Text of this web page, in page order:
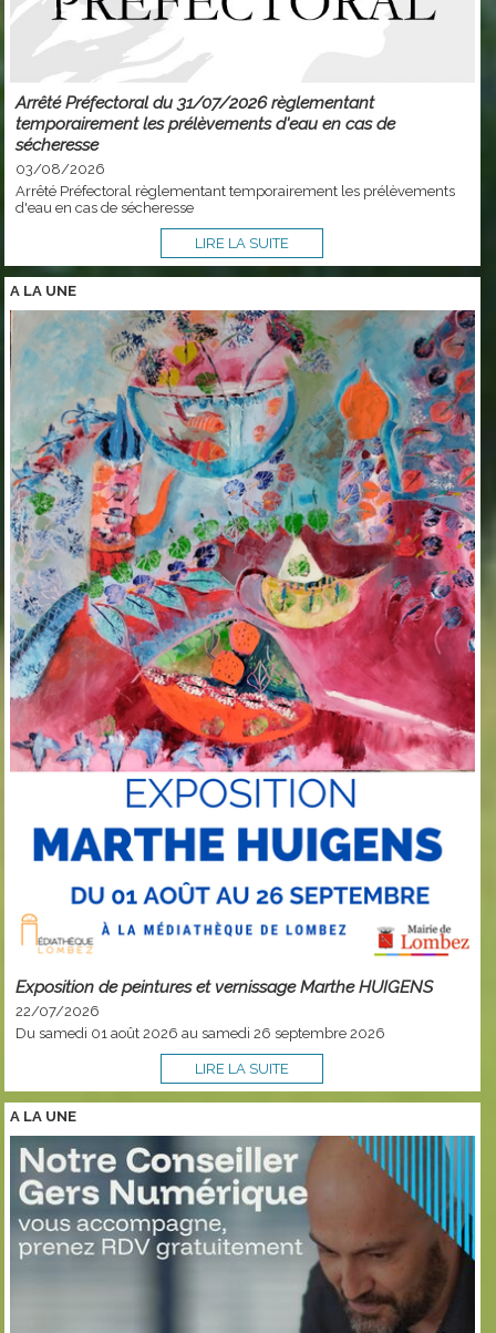
Arrêté Préfectoral du 31/07/2026 règlementant
temporairement les prélèvements d'eau en cas de
sécheresse
03/08/2026
Arrêté Préfectoral règlementant temporairement les prélèvements
d'eau en cas de sécheresse
LIRE LA SUITE
A LA UNE
Exposition de peintures et vernissage Marthe HUIGENS
22/07/2026
Du samedi 01 août 2026 au samedi 26 septembre 2026
LIRE LA SUITE
A LA UNE